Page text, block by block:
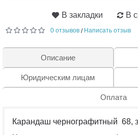
В закладки В
0 отзывов / Написать отзыв
Описание
Юридическим лицам
Оплата
Карандаш чернографитный 68,